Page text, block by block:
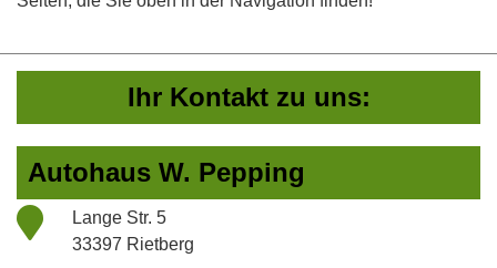
Ihr Kontakt zu uns:
Autohaus W. Pepping
Lange Str. 5
33397 Rietberg